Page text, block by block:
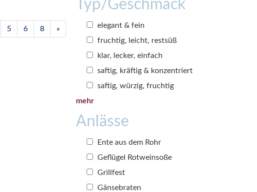
5 6 8 »
Typ/Geschmack
elegant & fein
fruchtig, leicht, restsüß
klar, lecker, einfach
saftig, kräftig & konzentriert
saftig, würzig, fruchtig
mehr
Anlässe
Ente aus dem Rohr
Geflügel Rotweinsoße
Grillfest
Gänsebraten